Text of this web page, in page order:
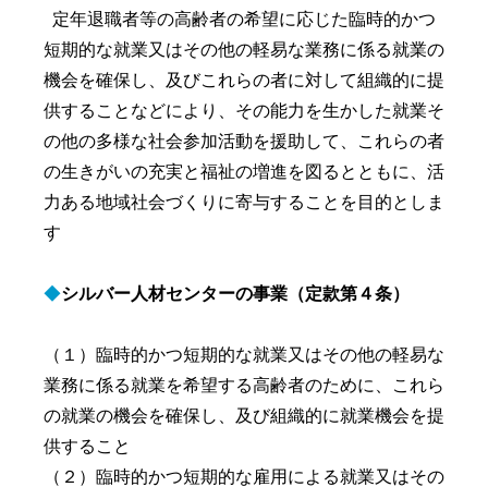
定年退職者等の高齢者の希望に応じた臨時的かつ
短期的な就業又はその他の軽易な業務に係る就業の
機会を確保し、及びこれらの者に対して組織的に提
供することなどにより、その能力を生かした就業そ
の他の多様な社会参加活動を援助して、これらの者
の生きがいの充実と福祉の増進を図るとともに、活
力ある地域社会づくりに寄与することを目的としま
す
◆シルバー人材センターの事業（定款第４条）
（１）臨時的かつ短期的な就業又はその他の軽易な
業務に係る就業を希望する高齢者のために、これら
の就業の機会を確保し、及び組織的に就業機会を提
供すること
（２）臨時的かつ短期的な雇用による就業又はその